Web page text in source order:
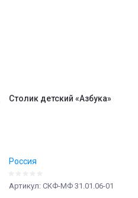
Столик детский «Азбука»
Россия
Артикул: СКФ-МФ 31.01.06-01